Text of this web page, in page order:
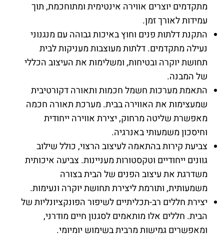
מתקדמים יוצרים אווירה אינטימית ומתוחכמת, תוך
עמידות לאורך זמן.
התקנת דלתות פנים וחוץ באיכות גבוהה עם מנגנוני
נעילה מתקדמים. דלתות מעוצבות מעניקות לבית
תחושת יוקרה ובטיחות, ומשלימות את העיצוב הכללי
של המבנה.
התאמת מערכות חשמל חכמות ותאורה דקורטיבית
שמעצימות את האווירה בבית. מערכת תאורה חכמה
מאפשרת שליטה מרחוק, יצירת אווירה ייחודית
וחיסכון משמעותי באנרגיה.
צביעת קירות בהתאמה לעיצוב הרצוי, כולל שילוב
גוונים ייחודיים וטקסטורות מעניינות. צביעה איכותית
משדרגת את עיצוב הפנים של הבית בצורה
משמעותית, ותורמת ליצירת תחושת יוקרה ונעימות.
יצירת חללים רב-תכליתיים לשיפור הפונקציונליות של
הבית. חללים אלו מותאמים לסגנון חיים מודרני,
ומאפשרים גמישות מרבית בשימוש יומיומי.